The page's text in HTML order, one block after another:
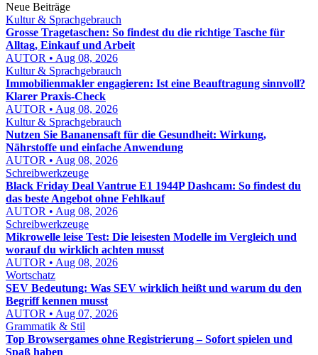
Neue Beiträge
Kultur & Sprachgebrauch
Grosse Tragetaschen: So findest du die richtige Tasche für
Alltag, Einkauf und Arbeit
AUTOR • Aug 08, 2026
Kultur & Sprachgebrauch
Immobilienmakler engagieren: Ist eine Beauftragung sinnvoll?
Klarer Praxis-Check
AUTOR • Aug 08, 2026
Kultur & Sprachgebrauch
Nutzen Sie Bananensaft für die Gesundheit: Wirkung,
Nährstoffe und einfache Anwendung
AUTOR • Aug 08, 2026
Schreibwerkzeuge
Black Friday Deal Vantrue E1 1944P Dashcam: So findest du
das beste Angebot ohne Fehlkauf
AUTOR • Aug 08, 2026
Schreibwerkzeuge
Mikrowelle leise Test: Die leisesten Modelle im Vergleich und
worauf du wirklich achten musst
AUTOR • Aug 08, 2026
Wortschatz
SEV Bedeutung: Was SEV wirklich heißt und warum du den
Begriff kennen musst
AUTOR • Aug 07, 2026
Grammatik & Stil
Top Browsergames ohne Registrierung – Sofort spielen und
Spaß haben